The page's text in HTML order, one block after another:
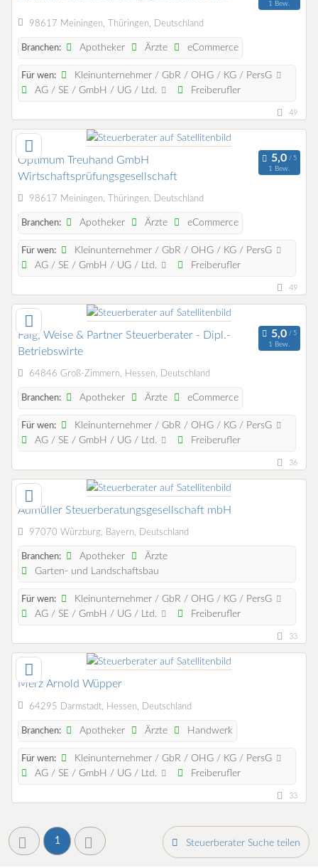
1 Bew.
98617 Meiningen, Thüringen, Deutschland
Branchen: Apotheker Ärzte eCommerce
Für wen:
Kleinunternehmer / GbR / OHG / KG / PersG
AG / SE / GmbH / UG / Ltd.
Freiberufler
49
Optimum Treuhand GmbH
Wirtschaftsprüfungsgesellschaft
1 Bew.
98617 Meiningen, Thüringen, Deutschland
Branchen: Apotheker Ärzte eCommerce
Für wen:
Kleinunternehmer / GbR / OHG / KG / PersG
AG / SE / GmbH / UG / Ltd.
Freiberufler
49
Faig, Weise & Partner Steuerberater - Dipl.-
Betriebswirte
1 Bew.
64846 Groß-Zimmern, Hessen, Deutschland
Branchen: Apotheker Ärzte eCommerce
Für wen:
Kleinunternehmer / GbR / OHG / KG / PersG
AG / SE / GmbH / UG / Ltd.
Freiberufler
36
Aumüller Steuerberatungsgesellschaft mbH
97070 Würzburg, Bayern, Deutschland
Branchen: Apotheker
Ärzte
Garten- und Landschaftsbau
Für wen:
Kleinunternehmer / GbR / OHG / KG / PersG
AG / SE / GmbH / UG / Ltd.
Freiberufler
33
Merz Arnold Wüpper
64295 Darmstadt, Hessen, Deutschland
Branchen: Apotheker Ärzte Handwerk
Für wen:
Kleinunternehmer / GbR / OHG / KG / PersG
AG / SE / GmbH / UG / Ltd.
Freiberufler
33
1 Steuerberater Suche teilen